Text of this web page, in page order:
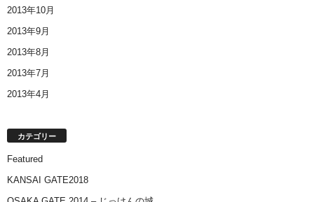
2013年10月
2013年9月
2013年8月
2013年7月
2013年4月
カテゴリー
Featured
KANSAI GATE2018